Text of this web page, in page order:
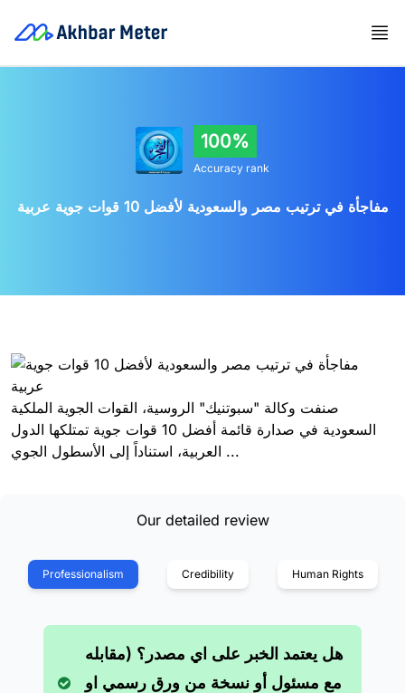
100%
Accuracy rank
مفاجأة في ترتيب مصر والسعودية لأفضل 10 قوات جوية عربية
صنفت وكالة "سبوتنيك" الروسية، القوات الجوية الملكية
السعودية في صدارة قائمة أفضل 10 قوات جوية تمتلكها الدول
العربية، استناداً إلى الأسطول الجوي ...
Our detailed review
Professionalism Credibility Human Rights
هل يعتمد الخبر على اي مصدر؟ (مقابله
مع مسئول أو نسخة من ورق رسمي او